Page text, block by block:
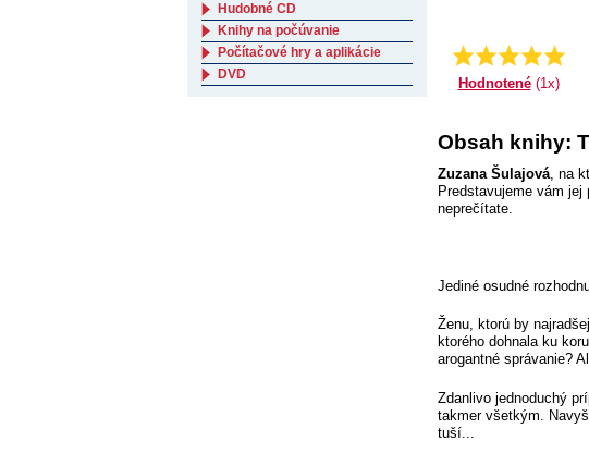
Priemer:
5.0
Hodnotené(1x)
Obsah knihy:
Zuzana Šulajová , na
Predstavujeme vám
neprečítate.
Jediné osudné
Ženu, ktorú by
ktorého dohnala ku
arogantné správanie?
Zdanlivo jednoduchý
takmer všetkým.
tuší...
Hudobné CD
Knihy na počúvanie
Počítačové hry a aplikácie
DVD